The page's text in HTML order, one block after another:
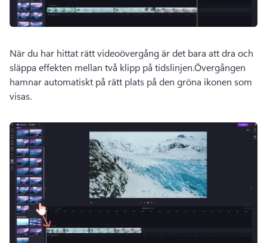
När du har hittat rätt videoövergång är det bara att dra och
släppa effekten mellan två klipp på tidslinjen.Övergången
hamnar automatiskt på rätt plats på den gröna ikonen som
visas.